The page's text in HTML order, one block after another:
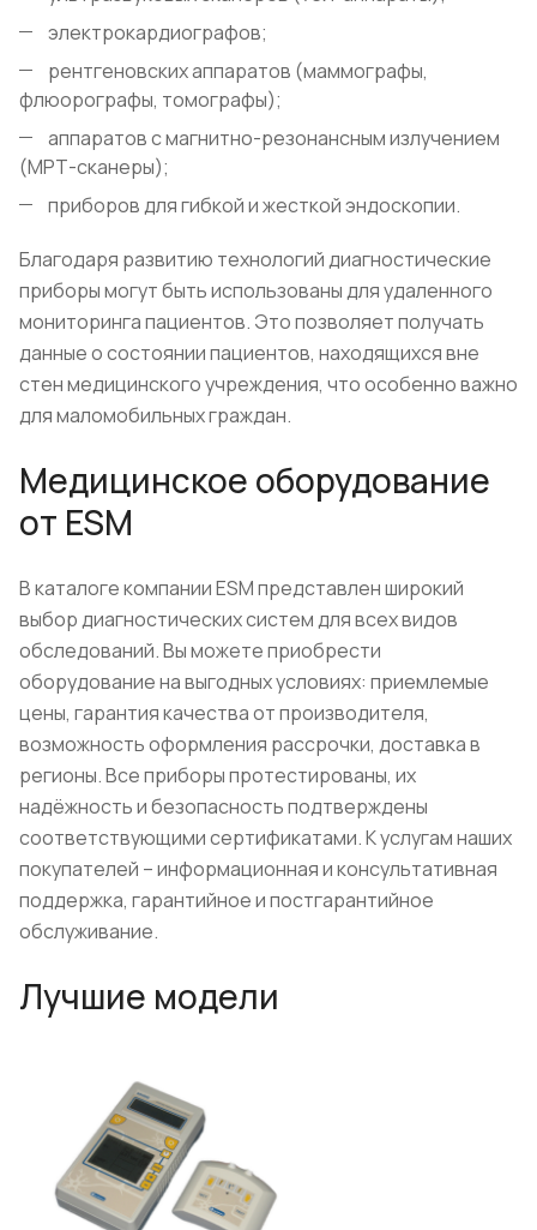
электрокардиографов;
рентгеновских аппаратов (маммографы,
флюорографы, томографы);
аппаратов с магнитно-резонансным излучением
(МРТ-сканеры);
приборов для гибкой и жесткой эндоскопии.
Благодаря развитию технологий диагностические
приборы могут быть использованы для удаленного
мониторинга пациентов. Это позволяет получать
данные о состоянии пациентов, находящихся вне
стен медицинского учреждения, что особенно важно
для маломобильных граждан.
Медицинское оборудование
от ESM
В каталоге компании ESM представлен широкий
выбор диагностических систем для всех видов
обследований. Вы можете приобрести
оборудование на выгодных условиях: приемлемые
цены, гарантия качества от производителя,
возможность оформления рассрочки, доставка в
регионы. Все приборы протестированы, их
надёжность и безопасность подтверждены
соответствующими сертификатами. К услугам наших
покупателей – информационная и консультативная
поддержка, гарантийное и постгарантийное
обслуживание.
Лучшие модели